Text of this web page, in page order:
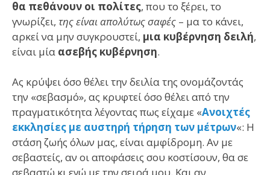
θα πεθάνουν οι πολίτες, που το ξέρει, το
γνωρίζει, της είναι απολύτως σαφές – μα το κάνει,
αρκεί να μην συγκρουστεί, μια κυβέρνηση δειλή,
είναι μία ασεβής κυβέρνηση.
Ας κρύψει όσο θέλει την δειλία της ονομάζοντάς
την «σεβασμό», ας κρυφτεί όσο θέλει από την
πραγματικότητα λέγοντας πως είχαμε «Ανοιχτές
εκκλησίες με αυστηρή τήρηση των μέτρων«: Η
στάση ζωής όλων μας, είναι αμφίδρομη. Αν με
σεβαστείς, αν οι αποφάσεις σου κοστίσουν, θα σε